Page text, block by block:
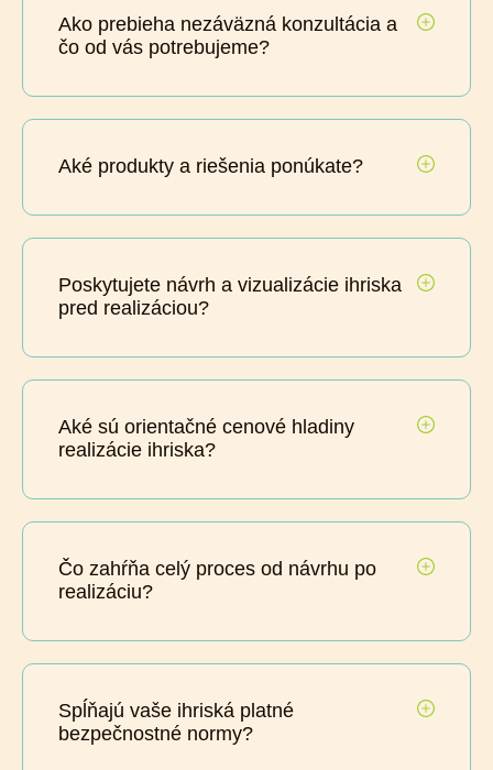
Ako prebieha nezáväzná konzultácia a
čo od vás potrebujeme?
Aké produkty a riešenia ponúkate?
Poskytujete návrh a vizualizácie ihriska
pred realizáciou?
Aké sú orientačné cenové hladiny
realizácie ihriska?
Čo zahŕňa celý proces od návrhu po
realizáciu?
Spĺňajú vaše ihriská platné
bezpečnostné normy?